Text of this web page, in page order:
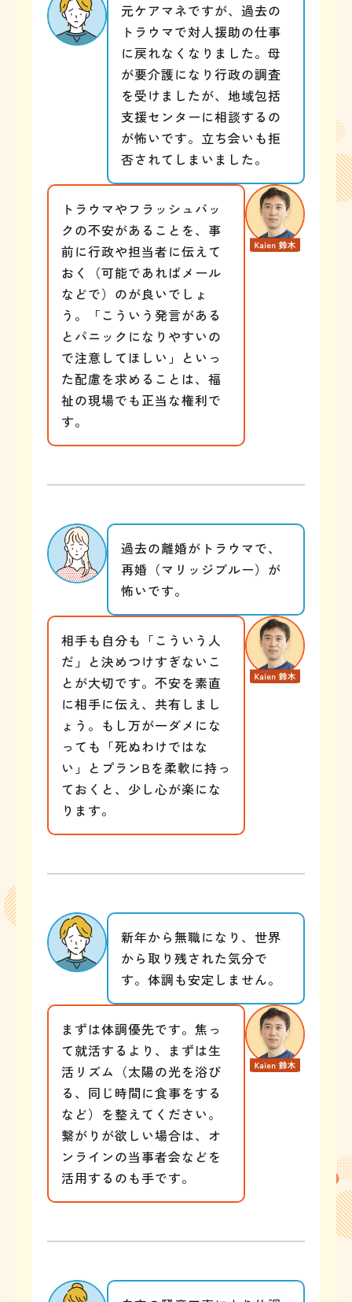
元ケアマネですが、過去の
トラウマで対人援助の仕事
に戻れなくなりました。母
が要介護になり行政の調査
を受けましたが、地域包括
支援センターに相談するの
が怖いです。立ち会いも拒
否されてしまいました。
トラウマやフラッシュバッ
クの不安があることを、事
前に行政や担当者に伝えて
おく（可能であればメール
などで）のが良いでしょ
う。「こういう発言がある
とパニックになりやすいの
で注意してほしい」といっ
た配慮を求めることは、福
祉の現場でも正当な権利で
す。
過去の離婚がトラウマで、
再婚（マリッジブルー）が
怖いです。
相手も自分も「こういう人
だ」と決めつけすぎないこ
とが大切です。不安を素直
に相手に伝え、共有しまし
ょう。もし万が一ダメにな
っても「死ぬわけではな
い」とプランBを柔軟に持っ
ておくと、少し心が楽にな
ります。
新年から無職になり、世界
から取り残された気分で
す。体調も安定しません。
まずは体調優先です。焦っ
て就活するより、まずは生
活リズム（太陽の光を浴び
る、同じ時間に食事をする
など）を整えてください。
繋がりが欲しい場合は、オ
ンラインの当事者会などを
活用するのも手です。